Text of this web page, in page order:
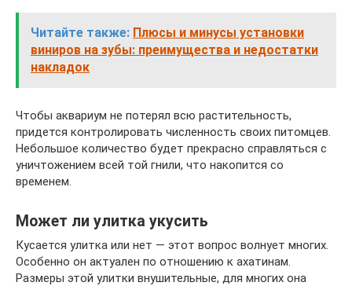
Читайте также: Плюсы и минусы установки
виниров на зубы: преимущества и недостатки
накладок
Чтобы аквариум не потерял всю растительность,
придется контролировать численность своих питомцев.
Небольшое количество будет прекрасно справляться с
уничтожением всей той гнили, что накопится со
временем.
Может ли улитка укусить
Кусается улитка или нет — этот вопрос волнует многих.
Особенно он актуален по отношению к ахатинам.
Размеры этой улитки внушительные, для многих она